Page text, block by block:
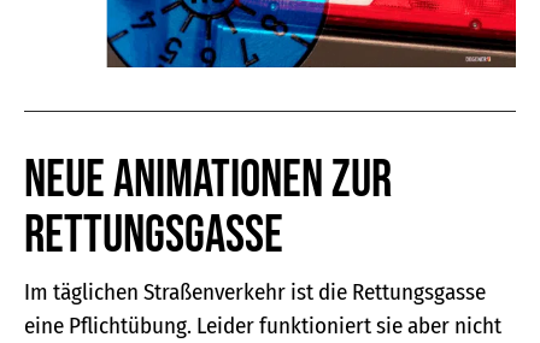
Neue Animationen zur
Rettungsgasse
Im täglichen Straßenverkehr ist die Rettungsgasse
eine Pflichtübung. Leider funktioniert sie aber nicht